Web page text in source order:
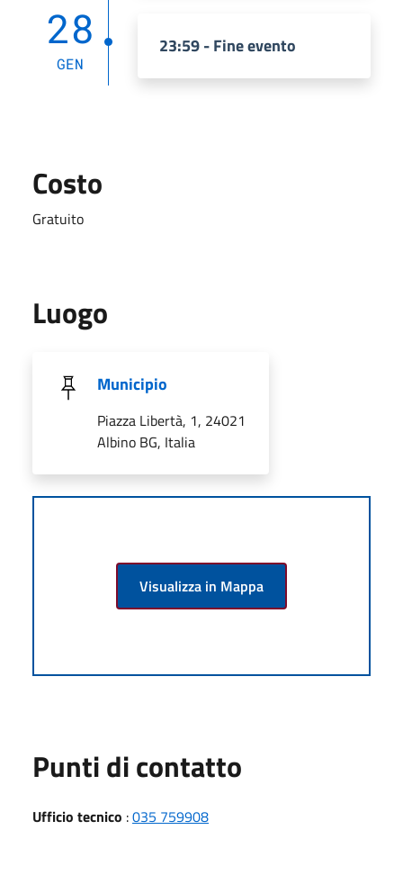
28
GEN
23:59 - Fine evento
Costo
Gratuito
Luogo
Municipio
Piazza Libertà, 1, 24021
Albino BG, Italia
Visualizza in Mappa
Punti di contatto
Ufficio tecnico :035 759908